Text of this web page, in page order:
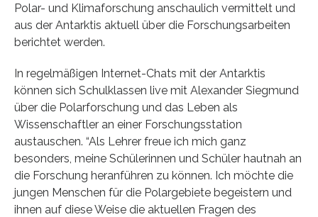
Polar- und Klimaforschung anschaulich vermittelt und
aus der Antarktis aktuell über die Forschungsarbeiten
berichtet werden.
In regelmäßigen Internet-Chats mit der Antarktis
können sich Schulklassen live mit Alexander Siegmund
über die Polarforschung und das Leben als
Wissenschaftler an einer Forschungsstation
austauschen. “Als Lehrer freue ich mich ganz
besonders, meine Schülerinnen und Schüler hautnah an
die Forschung heranführen zu können. Ich möchte die
jungen Menschen für die Polargebiete begeistern und
ihnen auf diese Weise die aktuellen Fragen des